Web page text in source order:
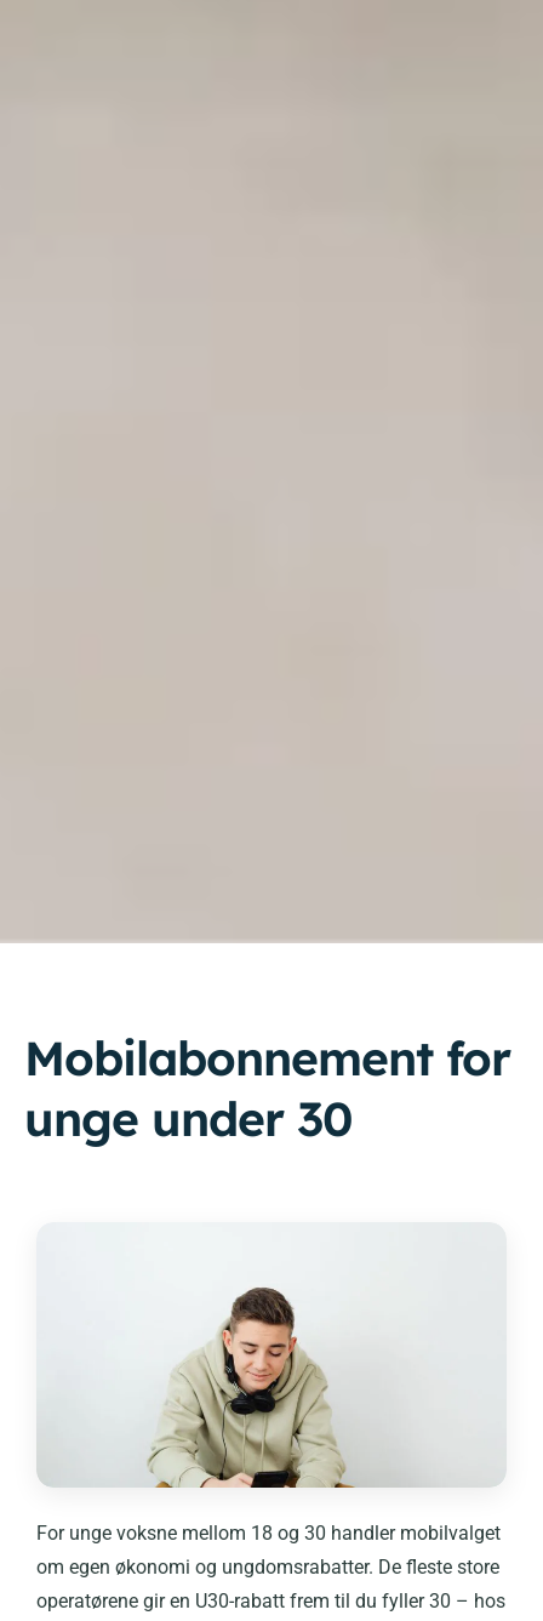
Mobilabonnement for
unge under 30
For unge voksne mellom 18 og 30 handler mobilvalget
om egen økonomi og ungdomsrabatter. De fleste store
operatørene gir en U30-rabatt frem til du fyller 30 – hos